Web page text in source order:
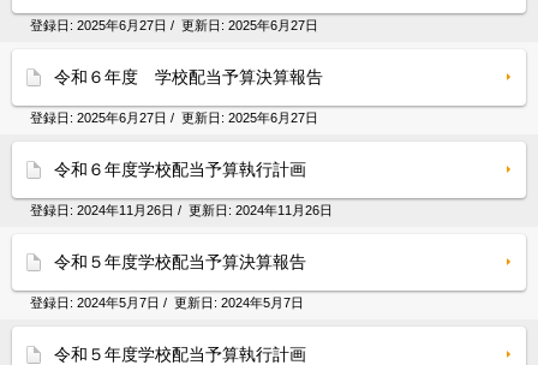
登録日: 2025年6月27日 / 更新日: 2025年6月27日
令和６年度 学校配当予算決算報告
登録日: 2025年6月27日 / 更新日: 2025年6月27日
令和６年度学校配当予算執行計画
登録日: 2024年11月26日 / 更新日: 2024年11月26日
令和５年度学校配当予算決算報告
登録日: 2024年5月7日 / 更新日: 2024年5月7日
令和５年度学校配当予算執行計画